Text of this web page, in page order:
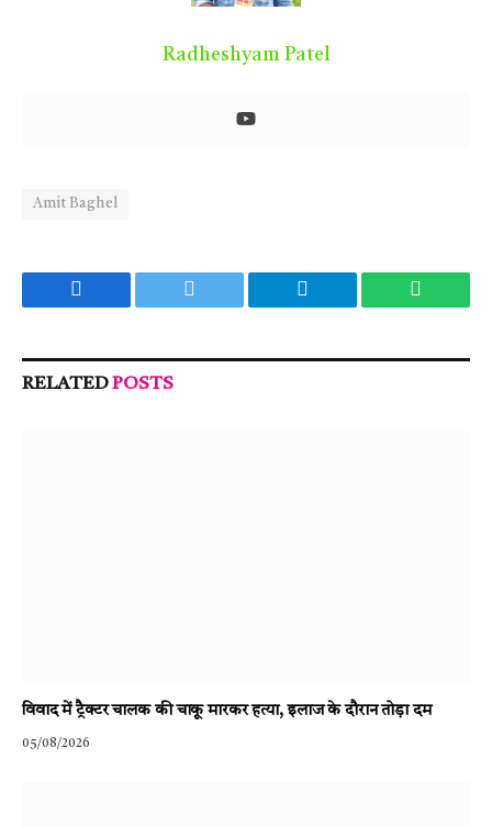
Radheshyam Patel
Amit Baghel
Facebook Twitter Telegram
RELATEDPOSTS
विवाद में ट्रैक्टर चालक की चाकू मारकर हत्या, इलाज के दौरान तोड़ा दम
05/08/2026